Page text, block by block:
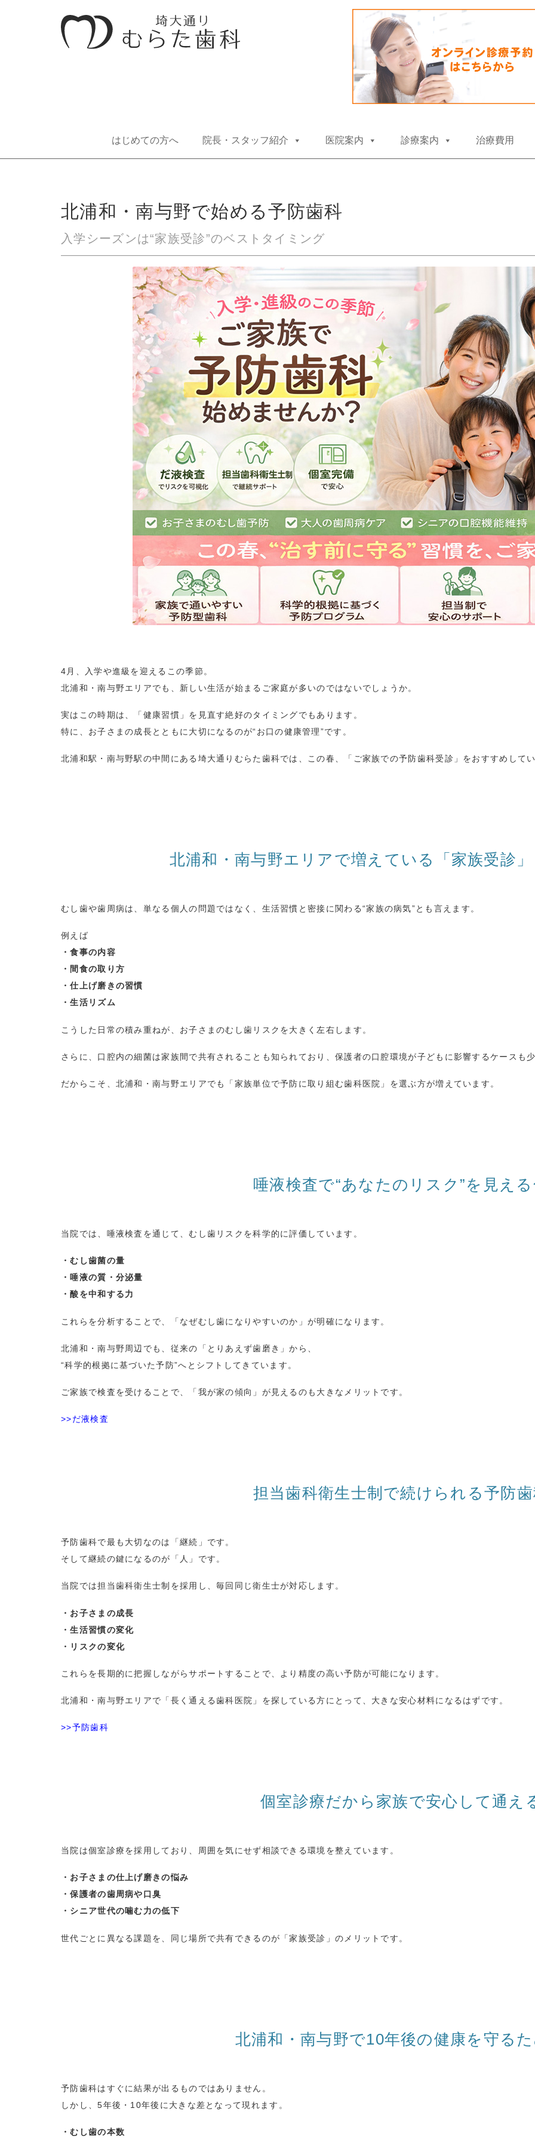
ン
はじめての方へ 院長・スタッフ紹介 医院案内 診療案内 治療費用
北浦和・南与野で始める予防歯科
入学シーズンは“家族受診”のベストタイミング
4月、入学や進級を迎えるこの季節。
北浦和・南与野エリアでも、新しい生活が始まるご家庭が多いのではないでしょうか。
実はこの時期は、「健康習慣」を見直す絶好のタイミングでもあります。
特に、お子さまの成長とともに大切になるのが“ お口の健康管理”です。
北浦和駅・南与野駅の中間にある埼大通りむらた歯科では、この春、「ご家族での予防歯科受診」をおすすめして
北浦和・南与野エリアで増えている「家族受診
むし歯や歯周病は、単なる個人の問題ではなく、生活習慣と密接に関わる“家族の病気”とも言えます。
例えば
・食事の内容
・間食の取り方
・仕上げ磨きの習慣
・生活リズム
こうした日常の積み重ねが、お子さまのむし歯リスクを大きく左右します。
さらに、口腔内の細菌は家族間で共有されることも知られており、保護者の口腔環境が子どもに影響するケースも
だからこそ、北浦和・南与野エリアでも「家族単位で予防に取り組む歯科医院」を選ぶ方が増えています。
唾液検査で“あなたのリスク”を見え
当院では、唾液検査を通じて、むし歯リスクを科学的に評価しています。
・むし歯菌の量
・唾液の質・分泌量
・酸を中和する力
これらを分析することで、「なぜむし歯になりやすいのか」が明確になります。
北浦和・南与野周辺でも、従来の「とりあえず歯磨き」から、
“科学的根拠に基づいた予防”へとシフトしてきています。
ご家族で検査を受けることで、「我が家の傾向」が見えるのも大きなメリットです。
>>だ液検査
担当歯科衛生士制で続けられる予防
予防歯科で最も大切なのは「継続」です。
そして継続の鍵になるのが「人」です。
当院では担当歯科衛生士制を採用し、毎回同じ衛生士が対応します。
・お子さまの成長
・生活習慣の変化
・リスクの変化
これらを長期的に把握しながらサポートすることで、より精度の高い予防が可能になります。
北浦和・南与野エリアで「長く通える歯科医院」を探している方にとって、大きな安心材料になるはずです。
>>予防歯科
個室診療だから家族で安心して通え
当院は個室診療を採用しており、周囲を気にせず相談できる環境を整えています。
・お子さまの仕上げ磨きの悩み
・保護者の歯周病や口臭
・シニア世代の噛む力の低下
世代ごとに異なる課題を、同じ場所で共有できるのが「家族受診」のメリットです。
北浦和・南与野で10年後の健康を守る
予防歯科はすぐに結果が出るものではありません。
しかし、5年後・ 10年後に大きな差となって現れます。
・むし歯の本数